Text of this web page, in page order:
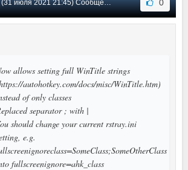
(31 июля 2021 21:45) Сообщение #1 0
allows setting full WinTitle strings
autohotkey.com/docs/misc/WinTitle.htm)
of only classes
separator ; with |
should change your current rstray.ini
e.g.
fullscreenignore=ahk_class